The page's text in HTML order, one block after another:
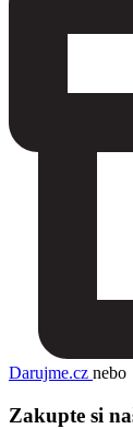
Darujme.cz nebo
Zakupte si